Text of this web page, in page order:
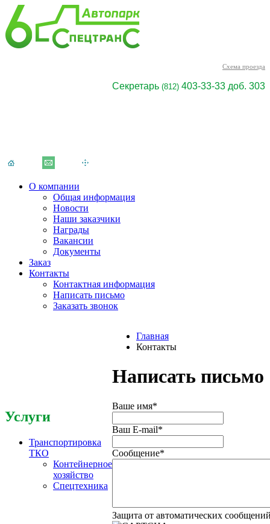
Cхема проезда
Секретарь (812) 403-33-33 доб. 303
О компании
Общая информация
Новости
Наши заказчики
Награды
Вакансии
Документы
Заказ
Контакты
Контактная информация
Написать письмо
Заказать звонок
Услуги
Транспортировка
ТКО
Контейнерное
хозяйство
Спецтехника
Главная
Контакты
Написать письмо
Ваше имя*
Ваш E-mail*
Сообщение*
Защита от автоматических